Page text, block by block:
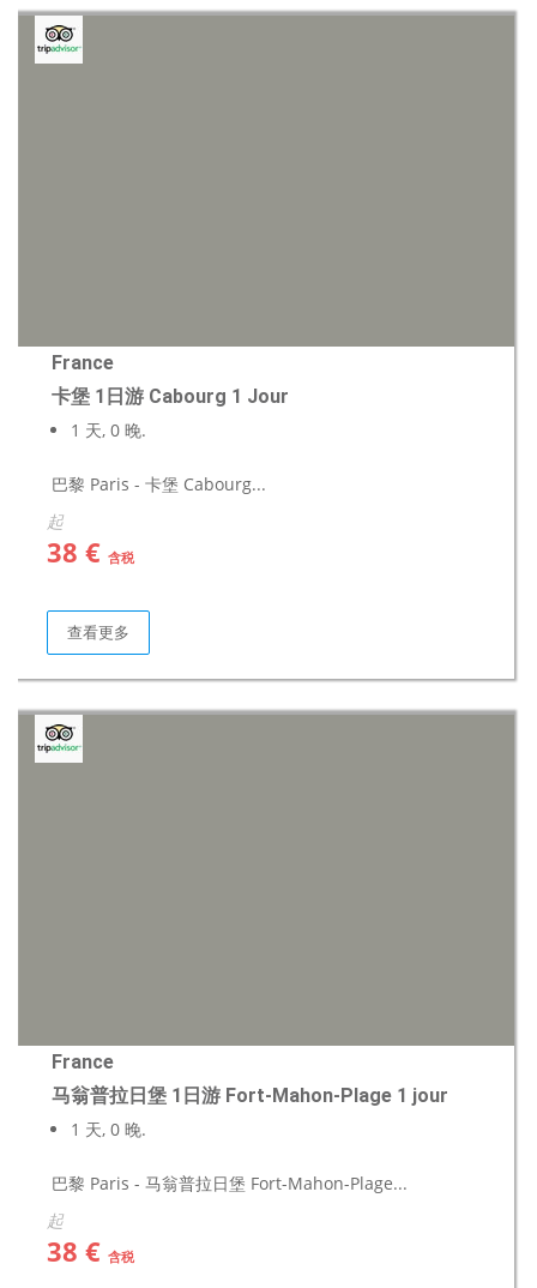
France
卡堡 1日游 Cabourg 1 Jour
1 天, 0 晚.
巴黎 Paris - 卡堡 Cabourg...
起
38 € 含税
查看更多
France
马翁普拉日堡 1日游 Fort-Mahon-Plage 1 jour
1 天, 0 晚.
巴黎 Paris - 马翁普拉日堡 Fort-Mahon-Plage...
起
38 € 含税